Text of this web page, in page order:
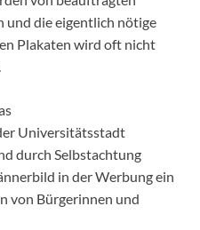
und die eigentlich nötige
Plakaten wird oft nicht
Universitätsstadt
durch Selbstachtung
in der Werbung ein
von Bürgerinnen und